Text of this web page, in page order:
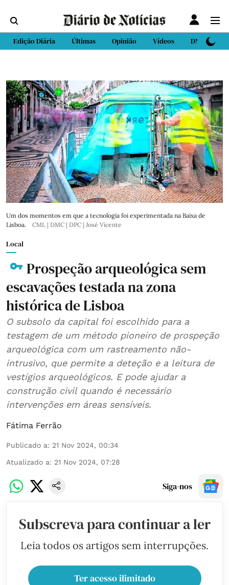
Edição Diária Últimas Opinião Vídeos DN Sport
Um dos momentos em que a tecnologia foi experimentada na Baixa de
Lisboa.
CML | DMC | DPC | José Vicente
Local
Prospeção arqueológica sem
escavações testada na zona
histórica de Lisboa
O subsolo da capital foi escolhido para a
testagem de um método pioneiro de prospeção
arqueológica com um rastreamento não-
intrusivo, que permite a deteção e a leitura de
vestígios arqueológicos. E pode ajudar a
construção civil quando é necessário
intervenções em áreas sensíveis.
Fátima Ferrão
Publicado a: 21 Nov 2024, 00:34
Atualizado a: 21 Nov 2024, 07:28
Siga-nos
Subscreva para continuar a ler
Leia todos os artigos sem interrupções.
Ter acesso ilimitado